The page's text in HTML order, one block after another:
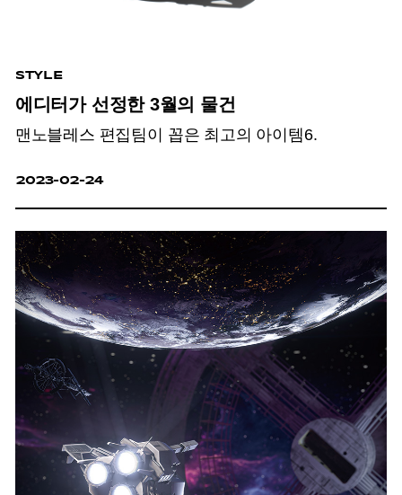
STYLE
에디터가 선정한 3월의 물건
맨노블레스 편집팀이 꼽은 최고의 아이템6.
2023-02-24